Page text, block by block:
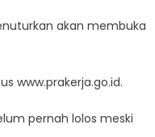
akan membuka
www.prakerja.go.id.
pernah lolos meski